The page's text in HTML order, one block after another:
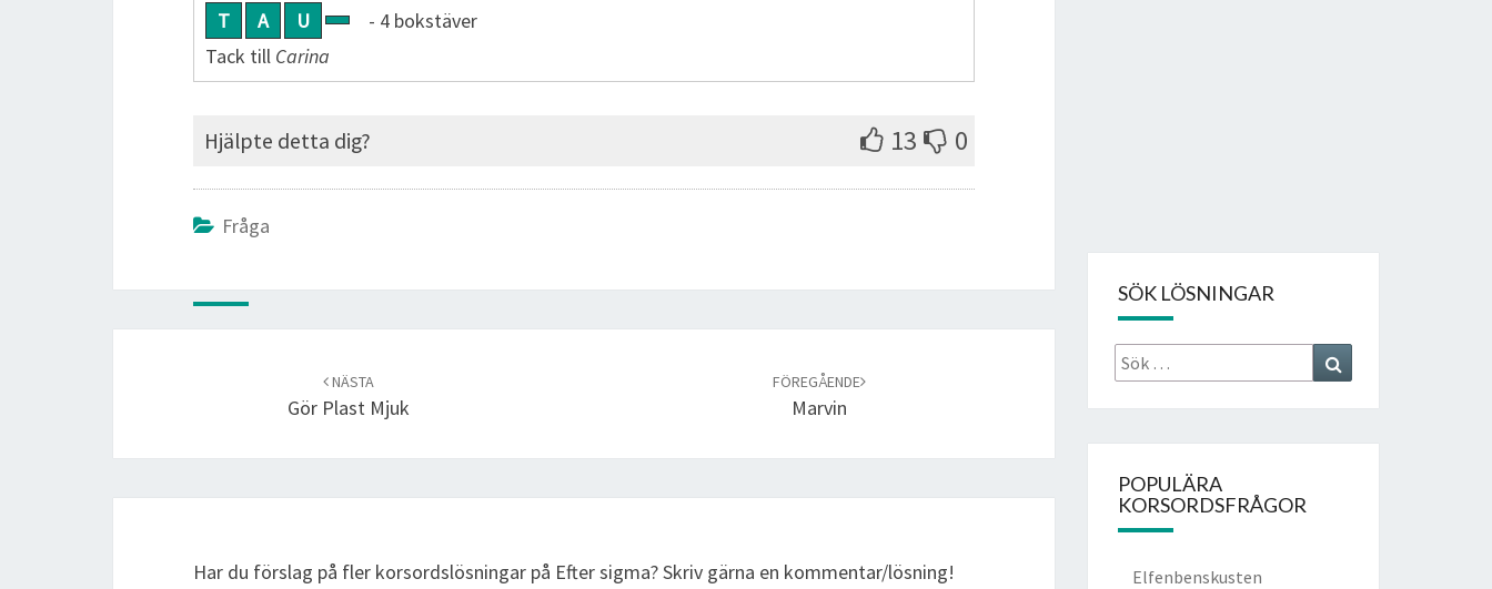
T A U
- 4 bokstäver
Tack till Carina
Hjälpte detta dig? 13 0
Fråga
NÄSTA
Gör Plast Mjuk
FÖREGÅENDE
Marvin
Har du förslag på fler korsordslösningar på Efter sigma? Skriv gärna en kommentar/lösning!
SÖK LÖSNINGAR
Sök
efter:
POPULÄRA
KORSORDSFRÅGOR
Elfenbenskusten